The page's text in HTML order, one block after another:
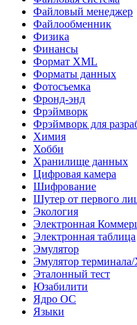
Файловый менеджер
Файлообменник
Физика
Финансы
Формат XML
Форматы данных
Фотосъемка
Фронд-энд
Фрэймворк
Фрэймворк для
Химия
Хобби
Хранилище данных
Цифровая камера
Шифрование
Шутер от первого
Экология
Электронная
Электронная таблица
Эмулятор
Эмулятор
Эталонный тест
Юзабилити
Ядро ОС
Языки